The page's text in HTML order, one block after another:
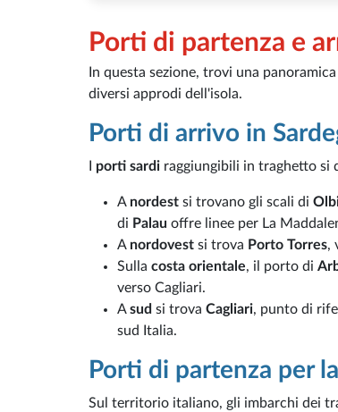
Porti di partenza e
In questa sezione, trovi una
diversi approdi dell'isola.
Porti di arrivo in
porti sardi raggiungibili in traghetto si
A nordest si trovano gli scali di
di Palau offre linee per La
A nordovest si trova Porto Torres,
Sulla costa orientale, il porto di
verso Cagliari.
Asud si trova Cagliari, punto di
sud Italia.
Porti di partenza per
Sul territorio italiano, gli imbarchi dei